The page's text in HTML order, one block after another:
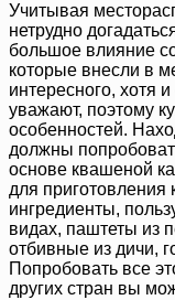
Учитывая
нетрудно
большое влияние
которые внесли в
интересного, хотя
уважают, поэтому
особенностей.
должны
основе квашеной
для приготовления
ингредиенты,
видах, паштеты из
отбивные из дичи,
Попробовать все
других стран вы